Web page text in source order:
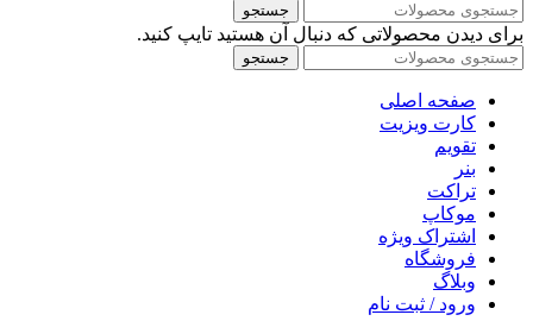
جستجو
برای دیدن محصولاتی که دنبال آن هستید تایپ کنید.
جستجو
صفحه اصلی
کارت ویزیت
تقویم
بنر
تراکت
موکاپ
اشتراک ویژه
فروشگاه
وبلاگ
ورود / ثبت نام